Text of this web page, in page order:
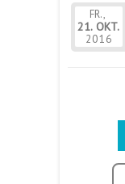
FR.,
21. OKT.
2016